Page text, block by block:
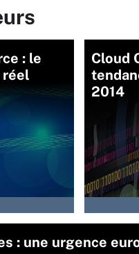
: le
réel
Cloud
2014
: une urgence